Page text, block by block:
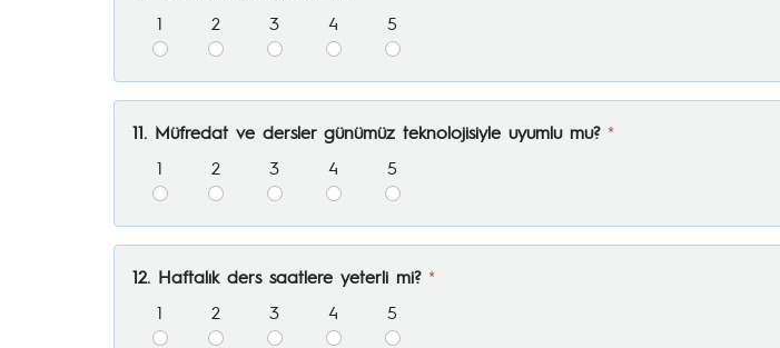
1
2 3 4 5
11. Müfredat ve dersler günümüz teknolojisiyle uyumlu mu? *
1
2 3 4 5
12. Haftalık ders saatlere yeterli mi? *
1
2 3 4 5